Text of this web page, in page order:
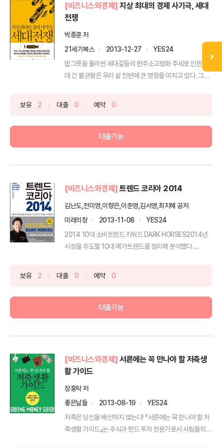
[비즈니스와경제] 지상 최대의 경제 사기극, 세대
전쟁
박종훈 저
21세기북스
2013-12-27
YES24
밥그릇을 둘러싼 세대갈등의 현주소고령화 추세로 인한 세
대 간 불균형은 우리 삶 전반에 큰 영향을 미치고 있다. 그야
보유 2 대출 0 예약 0
대출가능
[비즈니스와경제] 트렌드 코리아 2014
김난도,전미영,이향은,이준영,김서영,최지혜 공저
미래의창
2013-11-08
YES24
2014 10대 소비트렌드 키워드 DARK HORSES2014년
시장을 주도할 10대 메가트렌드를 정리해 분석했다. ...
보유 2 대출 0 예약 0
대출가능
[비즈니스와경제] 서른에는 꼭 만나야 할 저축생
활 가이드
장홍탁 저
좋은날들
2013-08-19
YES24
저축은 당신을 배신하지 않는다! 『서른에는 꼭 만나야 할 저
축생활 가이드』는 주식과 펀드 투자 전문가로서 사람들의